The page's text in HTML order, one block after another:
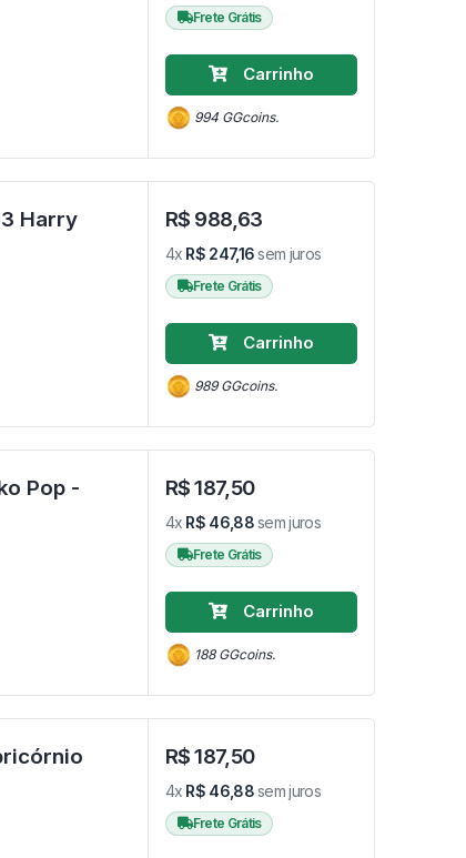
Frete Grátis
Carrinho
994 GGcoins.
Harry
R$ 988,63
4x R$ 247,16sem juros
Frete Grátis
Carrinho
989 GGcoins.
Pop -
R$ 187,50
4x R$ 46,88sem juros
Frete Grátis
Carrinho
188 GGcoins.
R$ 187,50
4x R$ 46,88sem juros
Frete Grátis